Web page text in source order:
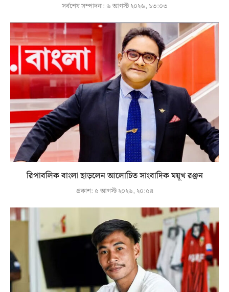
সর্বশেষ সম্পাদনা: ৬ আগস্ট ২০২৬, ১৩:০৩
রিপাবলিক বাংলা ছাড়লেন আলোচিত সাংবাদিক ময়ূখ রঞ্জন
প্রকাশ: ৫ আগস্ট ২০২৬, ২০:৫৪